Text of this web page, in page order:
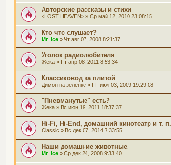
Авторские рассказы и стихи
<LOST HEAVEN> » Ср май 12, 2010 23:08:15
Кто что слушает?
Mr_Ice » Чт авг 07, 2008 8:21:37
Уголок радиолюбителя
Жека » Пт апр 08, 2011 8:53:34
Классиковод за плитой
Димон на зелёнке » Пт июл 03, 2009 19:29:08
"Пневманутые" есть?
Жека » Вс июн 19, 2011 18:37:37
Hi-Fi, Hi-End, домашний кинотеатр и т. п.
Classic » Вс дек 07, 2014 7:33:55
Наши домашние животные.
Mr_Ice » Ср дек 24, 2008 9:33:40